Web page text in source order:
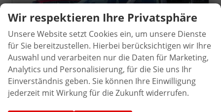
Wir respektieren Ihre Privatsphäre
Unsere Website setzt Cookies ein, um unsere Dienste
für Sie bereitzustellen. Hierbei berücksichtigen wir Ihre
Auswahl und verarbeiten nur die Daten für Marketing,
Analytics und Personalisierung, für die Sie uns Ihr
Einverständnis geben. Sie können Ihre Einwilligung
jederzeit mit Wirkung für die Zukunft widerrufen.